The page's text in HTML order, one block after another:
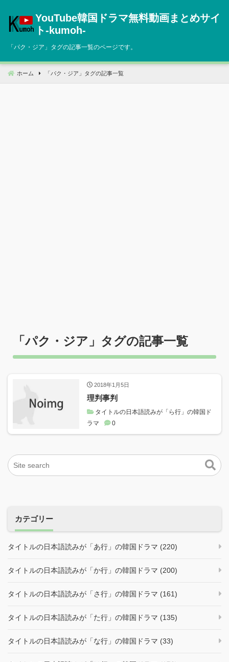
へ
動
YouTube韓国ドラマ無料動画まとめサイ
ト‐kumoh‐
「パク・ジア 」タグの記事一覧のページです。
ホーム 「 パク・ジア 」タグの記事一覧
「パク・ジア 」タグの記事一覧
2018年1月5日
理判事判
タイトルの日本語読みが「ら行」の韓国ド
ラマ
0
カテゴリー
タイトルの日本語読みが「あ行」の韓国ドラマ (220)
タイトルの日本語読みが「か行」の韓国ドラマ (200)
タイトルの日本語読みが「さ行」の韓国ドラマ (161)
タイトルの日本語読みが「た行」の韓国ドラマ (135)
タイトルの日本語読みが「な行」の韓国ドラマ (33)